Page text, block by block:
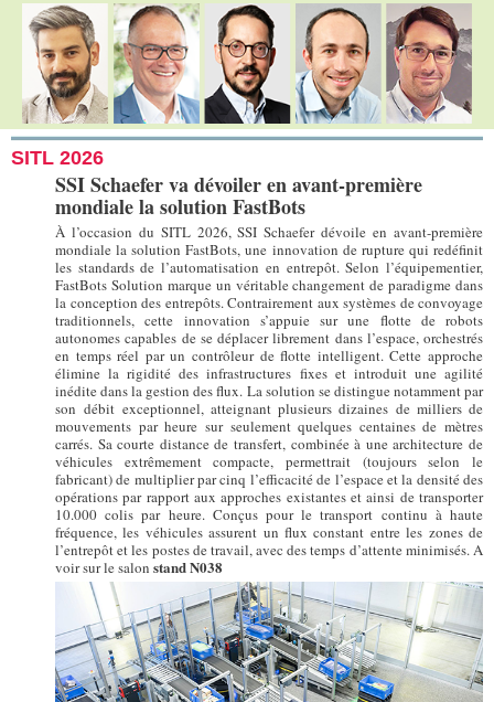
SITL 2026
SSI Schaefer va dévoiler en avant-première
mondiale la solution FastBots
À l’occasion du SITL 2026, SSI Schaefer dévoile en avant-première
mondiale la solution FastBots, une innovation de rupture qui redéfinit
les standards de l’automatisation en entrepôt. Selon l’équipementier,
FastBots Solution marque un véritable changement de paradigme dans
la conception des entrepôts. Contrairement aux systèmes de convoyage
traditionnels, cette innovation s’appuie sur une flotte de robots
autonomes capables de se déplacer librement dans l’espace, orchestrés
en temps réel par un contrôleur de flotte intelligent. Cette approche
élimine la rigidité des infrastructures fixes et introduit une agilité
inédite dans la gestion des flux. La solution se distingue notamment par
son débit exceptionnel, atteignant plusieurs dizaines de milliers de
mouvements par heure sur seulement quelques centaines de mètres
carrés. Sa courte distance de transfert, combinée à une architecture de
véhicules extrêmement compacte, permettrait (toujours selon le
fabricant) de multiplier par cinq l’efficacité de l’espace et la densité des
opérations par rapport aux approches existantes et ainsi de transporter
10.000 colis par heure. Conçus pour le transport continu à haute
fréquence, les véhicules assurent un flux constant entre les zones de
l’entrepôt et les postes de travail, avec des temps d’attente minimisés. A
voir sur le salon stand N038